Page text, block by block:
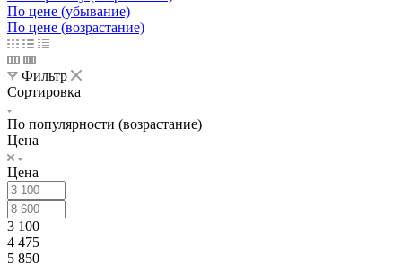
По цене (убывание)
По цене (возрастание)
Фильтр
Сортировка
По популярности (возрастание)
Цена
Цена
3 100
4 475
5 850